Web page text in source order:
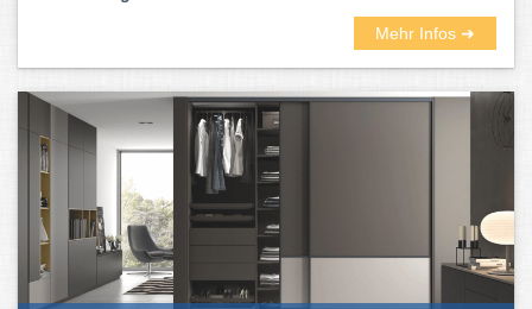
Mehr Infos ➜